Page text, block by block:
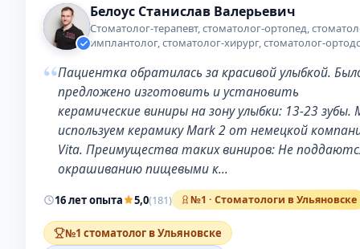
Белоус Станислав Валерьевич
Стоматолог-терапевт, стоматолог-ортопед,
имплантолог, стоматолог-хирург, стоматолог-
“Пациентка обратилась за красивой улыбкой.
предложено изготовить и установить
керамические виниры на зону улыбки: 13-23 зубы.
используем керамику Mark 2 от немецкой
Vita. Преимущества таких виниров: Не
окрашиванию пищевыми к…
16 лет опыта 5,0(181) №1 · Стоматологи в Ульяновске
№1 стоматолог в Ульяновске